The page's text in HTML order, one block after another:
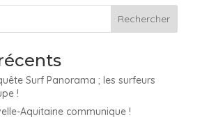
Surf Panorama ; les surfeurs
!
Aquitaine communique !